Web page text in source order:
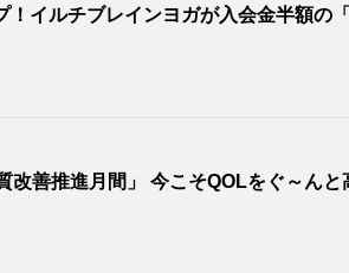
イルチブレインヨガが入会金半額の
善推進月間」 今こそQOLをぐ～んと